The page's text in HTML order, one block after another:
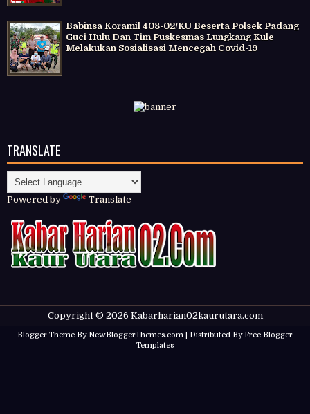
Babinsa Koramil 408-02/KU Beserta Polsek Padang
Guci Hulu Dan Tim Puskesmas Lungkang Kule
Melakukan Sosialisasi Mencegah Covid-19
TRANSLATE
Powered by Translate
Copyright © 2026 Kabarharian02kaurutara.com
Blogger Theme By NewBloggerThemes.com | Distributed ByFree Blogger
Templates